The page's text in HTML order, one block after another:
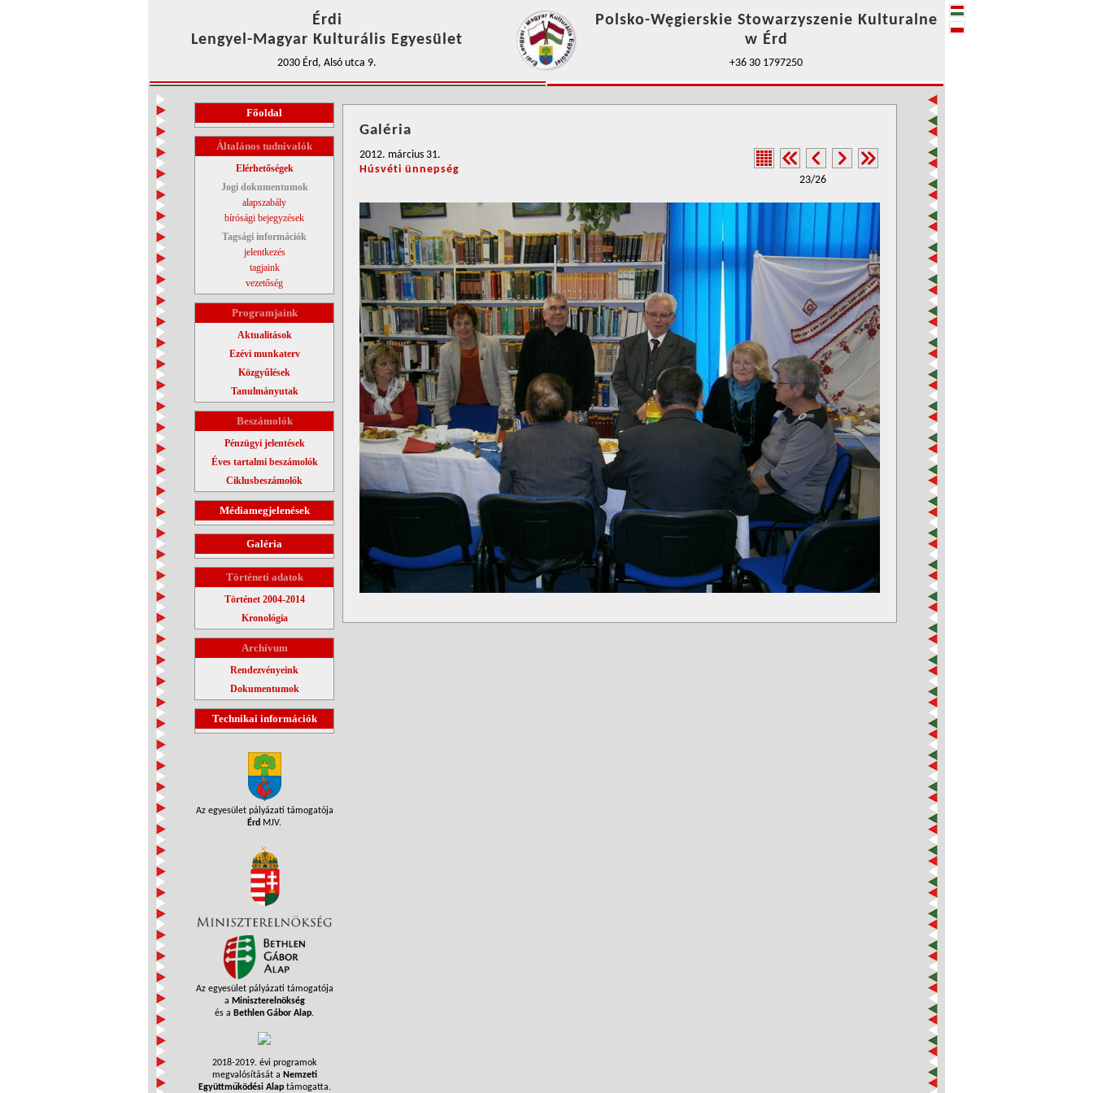
Érdi
Lengyel-Magyar Kulturális Egyesület
2030 Érd, Alsó utca 9.
Polsko-Węgierskie Stowarzyszenie Kulturalne
w Érd
+36 30 1797250
Főoldal
Általános tudnivalók
Elérhetőségek
Jogi dokumentumok
alapszabály
bírósági bejegyzések
Tagsági információk
jelentkezés
tagjaink
vezetőség
Programjaink
Aktualitások
Ezévi munkaterv
Közgyűlések
Tanulmányutak
Beszámolók
Pénzügyi jelentések
Éves tartalmi beszámolók
Ciklusbeszámolók
Médiamegjelenések
Galéria
Történeti adatok
Történet 2004-2014
Kronológia
Archívum
Rendezvényeink
Dokumentumok
Technikai információk
Az egyesület pályázati támogatója
Érd MJV.
Az egyesület pályázati támogatója
a Miniszterelnökség
és a Bethlen Gábor Alap.
2018-2019. évi programok
megvalósítását a Nemzeti
Együttműködési Alaptámogatta.
Galéria
2012. március 31.
Húsvéti ünnepség
23/26